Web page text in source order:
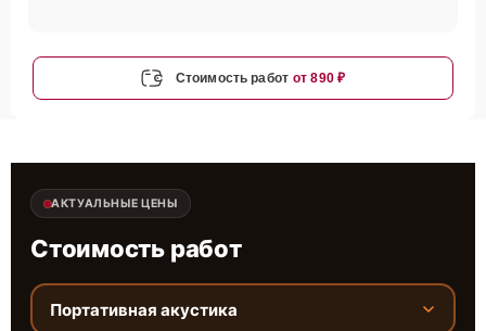
Стоимость работ от 890 ₽
АКТУАЛЬНЫЕ ЦЕНЫ
Стоимость работ
Портативная акустика